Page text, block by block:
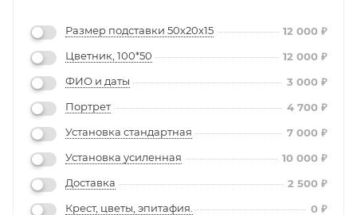
Размер подставки 50х20х15 12 000 ₽
Цветник, 100*50
12 000 ₽
ФИО и даты
3 000 ₽
Портрет
4 700 ₽
Установка стандартная
7 000 ₽
Установка усиленная
10 000 ₽
Доставка
2 500 ₽
Крест, цветы, эпитафия.
0 ₽